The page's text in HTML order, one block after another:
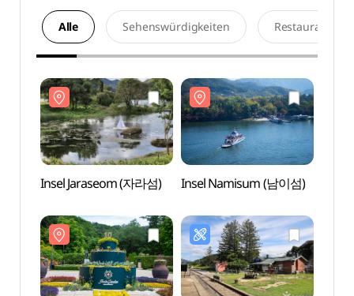
Alle Sehenswürdigkeiten Restaurants
Insel Jaraseom (자라섬) Insel Namisum (남이섬)